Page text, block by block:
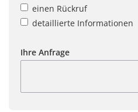
einen Rückruf
detaillierte Informationen
Ihre Anfrage